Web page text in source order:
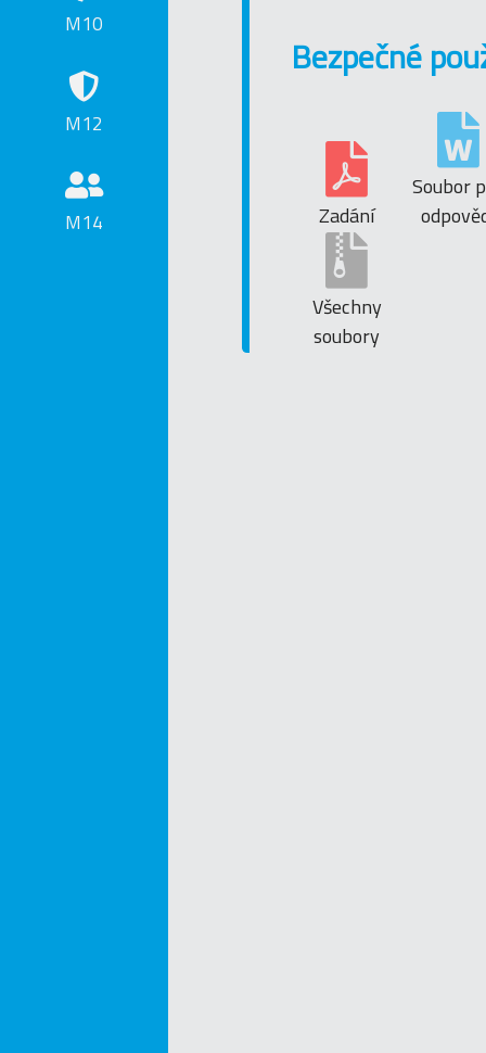
M10
M12
M14
Bezpečné
Zadání
Soubor
Všechny
soubory